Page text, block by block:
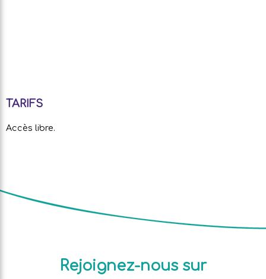
TARIFS
Accès libre.
Rejoignez-nous sur